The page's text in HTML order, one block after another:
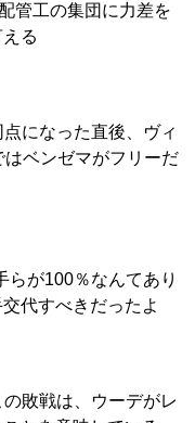
管工の集団に力差を
る
なった直後、ヴィ
ベンゼマがフリーだ
100％なんてあり
代すべきだったよ
敗戦は、ウーデがレ